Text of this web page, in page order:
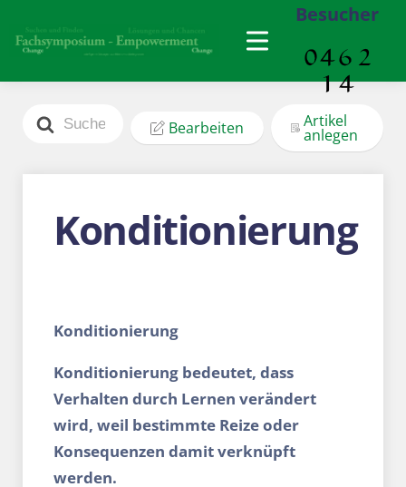
Besucher
Search
For
Bearbeiten Artikel
anlegen
Konditionierung
Konditionierung
Konditionierung bedeutet, dass
Verhalten durch Lernen verändert
wird, weil bestimmte Reize oder
Konsequenzen damit verknüpft
werden.